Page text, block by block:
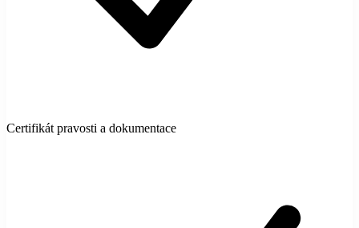
Certifikát pravosti a dokumentace